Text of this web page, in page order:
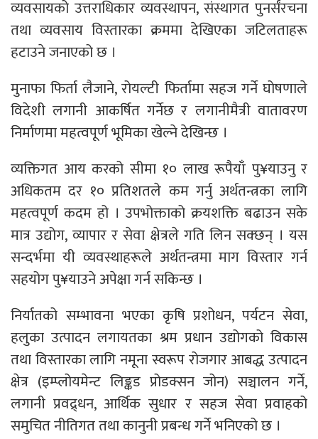
व्यवसायको उत्तराधिकार व्यवस्थापन, संस्थागत पुनर्संरचना
तथा व्यवसाय विस्तारका क्रममा देखिएका जटिलताहरू
हटाउने जनाएको छ ।
मुनाफा फिर्ता लैजाने, रोयल्टी फिर्तामा सहज गर्ने घोषणाले
विदेशी लगानी आकर्षित गर्नेछ र लगानीमैत्री वातावरण
निर्माणमा महत्वपूर्ण भूमिका खेल्ने देखिन्छ ।
व्यक्तिगत आय करको सीमा १० लाख रूपैयाँ पु¥याउनु र
अधिकतम दर १० प्रतिशतले कम गर्नु अर्थतन्त्रका लागि
महत्वपूर्ण कदम हो । उपभोक्ताको क्रयशक्ति बढाउन सके
मात्र उद्योग, व्यापार र सेवा क्षेत्रले गति लिन सक्छन् । यस
सन्दर्भमा यी व्यवस्थाहरूले अर्थतन्त्रमा माग विस्तार गर्न
सहयोग पु¥याउने अपेक्षा गर्न सकिन्छ ।
निर्यातको सम्भावना भएका कृषि प्रशोधन, पर्यटन सेवा,
हलुका उत्पादन लगायतका श्रम प्रधान उद्योगको विकास
तथा विस्तारका लागि नमूना स्वरूप रोजगार आबद्ध उत्पादन
क्षेत्र (इम्प्लोयमेन्ट लिङ्कड प्रोडक्सन जोन) सञ्चालन गर्ने,
लगानी प्रवद्र्धन, आर्थिक सुधार र सहज सेवा प्रवाहको
समुचित नीतिगत तथा कानुनी प्रबन्ध गर्ने भनिएको छ ।